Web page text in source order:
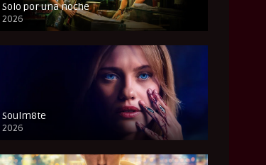
Solo por una noche
2026
CAM
Soulm8te
2026
FULL HD